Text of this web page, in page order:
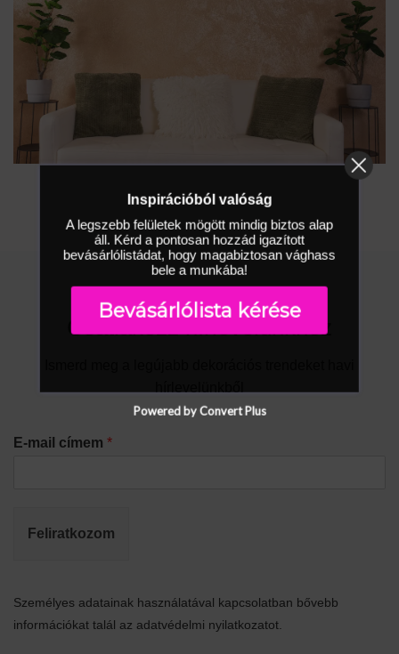
Csatlakozz hírlevelünkhöz
E-mail címem *
Feliratkozom
Személyes adatainak használatával kapcsolatban bővebb
információkat talál az adatvédelmi nyilatkozatot.
Inspirációból valóság
A legszebb felületek mögött mindig biztos alap
áll. Kérd a pontosan hozzád igazított
bevásárlólistádat, hogy magabiztosan vághass
bele a munkába!
Bevásárlólista kérése
Powered by Convert Plus